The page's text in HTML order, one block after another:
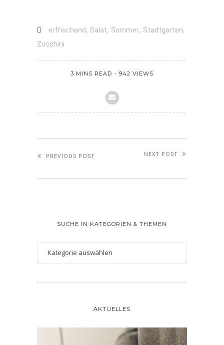
erfrischend, Salat, Sommer, Stadtgarten,
Zucchini
3 MINS READ 942 VIEWS
PREVIOUS POST NEXT POST
SUCHE IN KATEGORIEN & THEMEN
AKTUELLES